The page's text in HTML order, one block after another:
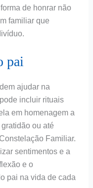
de honrar não
familiar que
pai
ajudar na
incluir rituais
em homenagem a
ou até
Familiar.
sentimentos e a
e o
pai na vida de cada